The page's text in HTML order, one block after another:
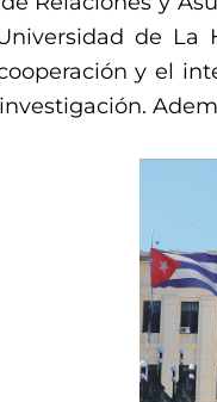
de La
y el